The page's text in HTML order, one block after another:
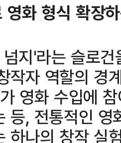
영화 형식 확장
지'라는 슬로
작자 역할의 경
영화 수입에
등, 전통적인
하나의 창작 실